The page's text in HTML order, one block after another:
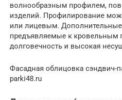
волнообразным профилем,
изделий. Профилирование
или лицевым. Дополнительные
предъявляемые к кровельным
долговечность и высокая
Фасадная облицовка сэндвич-
parki48.ru